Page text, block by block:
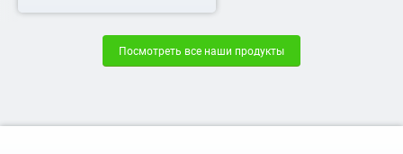
Посмотреть все наши продукты